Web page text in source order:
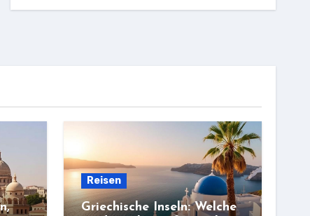
Reisen
Griechische Inseln: Welche